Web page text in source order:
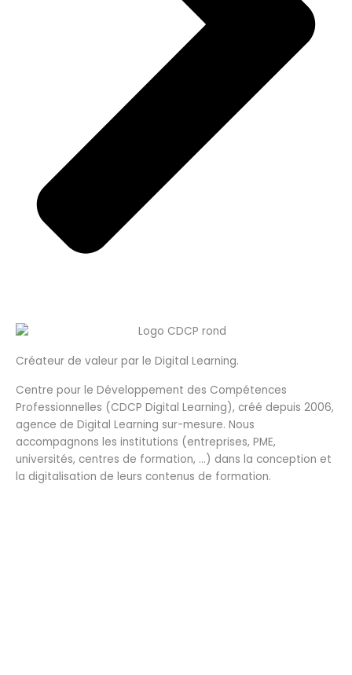
Créateur de valeur par le Digital Learning.
Centre pour le Développement des Compétences
Professionnelles (CDCP Digital Learning), créé depuis 2006,
agence de Digital Learning sur-mesure. Nous
accompagnons les institutions (entreprises, PME,
universités, centres de formation, …) dans la conception et
la digitalisation de leurs contenus de formation.